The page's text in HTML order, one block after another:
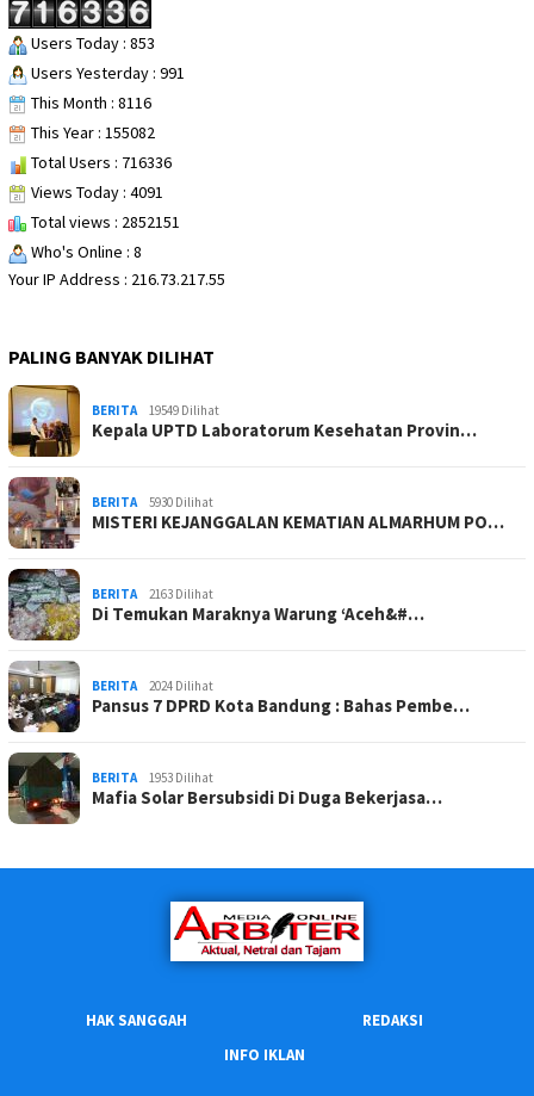
Users Today : 853
Users Yesterday : 991
This Month : 8116
This Year : 155082
Total Users : 716336
Views Today : 4091
Total views : 2852151
Who's Online : 8
Your IP Address : 216.73.217.55
PALING BANYAK DILIHAT
BERITA 19549 Dilihat
Kepala UPTD Laboratorum Kesehatan Provin…
BERITA 5930 Dilihat
MISTERI KEJANGGALAN KEMATIAN ALMARHUM PO…
BERITA 2163 Dilihat
Di Temukan Maraknya Warung ‘Aceh&#…
BERITA 2024 Dilihat
Pansus 7 DPRD Kota Bandung : Bahas Pembe…
BERITA 1953 Dilihat
Mafia Solar Bersubsidi Di Duga Bekerjasa…
HAK SANGGAH
REDAKSI
INFO IKLAN